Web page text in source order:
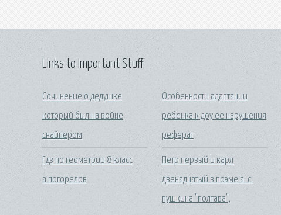
Links to Important Stuff
Сочинение о дедушке
который был на войне
снайпером
Гдз по геометрии 8 класс
а.погорелов
Особенности адаптации
ребенка к доу ее нарушения
реферат
Петр первый и карл
двенадцатый в поэме а. с.
пушкина "полтава",